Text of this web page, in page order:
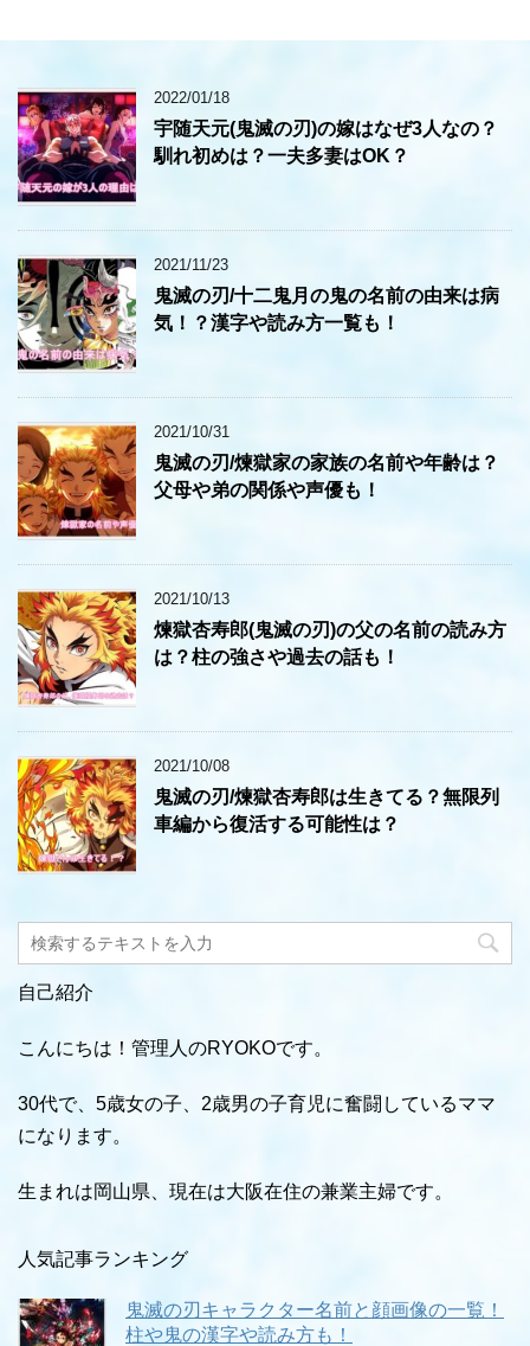
2022/01/18
宇随天元(鬼滅の刃)の嫁はなぜ3人なの？
馴れ初めは？一夫多妻はOK？
2021/11/23
鬼滅の刃/十二鬼月の鬼の名前の由来は病
気！？漢字や読み方一覧も！
2021/10/31
鬼滅の刃/煉獄家の家族の名前や年齢は？
父母や弟の関係や声優も！
2021/10/13
煉獄杏寿郎(鬼滅の刃)の父の名前の読み方
は？柱の強さや過去の話も！
2021/10/08
鬼滅の刃/煉獄杏寿郎は生きてる？無限列
車編から復活する可能性は？
自己紹介
こんにちは！管理人のRYOKOです。
30代で、5歳女の子、2歳男の子育児に奮闘しているママ
になります。
生まれは岡山県、現在は大阪在住の兼業主婦です。
人気記事ランキング
鬼滅の刃キャラクター名前と顔画像の一覧！
柱や鬼の漢字や読み方も！